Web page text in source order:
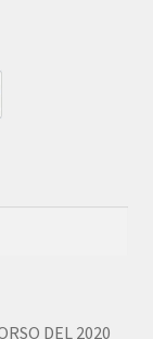
DEL 2020